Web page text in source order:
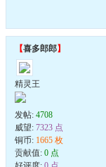
【喜多郎郎】
精灵王
发帖: 4708
威望: 7323 点
铜币: 1665 枚
贡献值: 0 点